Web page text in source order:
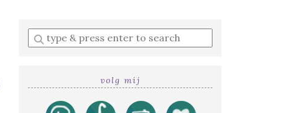
Enter
a
volg mij